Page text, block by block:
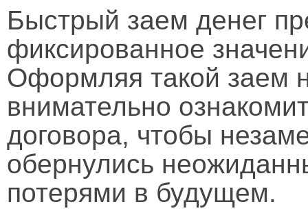
Быстрый заем денег
фиксированное
Оформляя такой заем
внимательно
договора, чтобы
обернулись
потерями в будущем.